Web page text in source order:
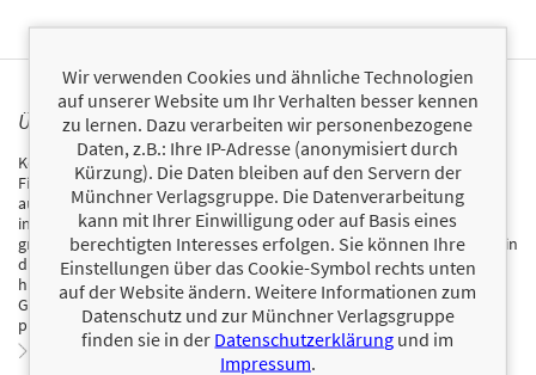
ÜBER KEL BUTCHER
Kel Butcher ist als Profi-Trader seit über 20 Jahren erfolgreich am
Finanzmarkt tätig. Sein Spezialgebiet ist der Handel mit CFDs. Der
australische Bestsellerautor schreibt regelmäßig Beiträge für
international renommierte Tradingmagazine, fungiert als Berater für
große Fondsgesellschaften und bringt zudem seine große Erfahrung in
die Entwicklung von Tradingsoftware ein. Über die Landesgrenzen
hinaus bekannt wurde Kel Butcher mit seinem Buch „A Step-by-Step
Guide to Buying and Selling Shares Online“, einem Ratgeber für den
professionellen Onlinehandel mit Aktien.
Zum Profil von Kel Butcher
Wir verwenden Cookies und ähnliche Technologien
auf unserer Website um Ihr Verhalten besser kennen
zu lernen. Dazu verarbeiten wir personenbezogene
Daten, z.B.: Ihre IP-Adresse (anonymisiert durch
Kürzung). Die Daten bleiben auf den Servern der
Münchner Verlagsgruppe. Die Datenverarbeitung
kann mit Ihrer Einwilligung oder auf Basis eines
berechtigten Interesses erfolgen. Sie können Ihre
Einstellungen über das Cookie-Symbol rechts unten
auf der Website ändern. Weitere Informationen zum
Datenschutz und zur Münchner Verlagsgruppe
finden sie in der Datenschutzerklärung und im
Impressum.